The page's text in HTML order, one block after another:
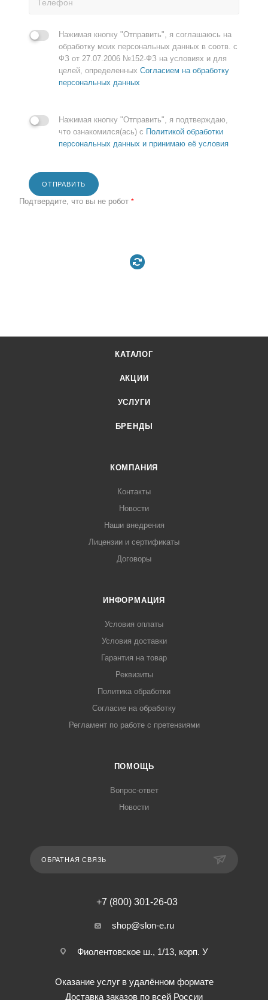
Нажимая кнопку "Отправить", я соглашаюсь на
обработку моих персональных данных в соотв. с
ФЗ от 27.07.2006 №152-ФЗ на условиях и для
целей, определенных Согласием на обработку
персональных данных
Нажимая кнопку "Отправить", я подтверждаю,
что ознакомился(ась) с Политикой обработки
персональных данных и принимаю её условия
ОТПРАВИТЬ
Подтвердите, что вы не робот *
КАТАЛОГ
АКЦИИ
УСЛУГИ
БРЕНДЫ
КОМПАНИЯ
Контакты
Новости
Наши внедрения
Лицензии и сертификаты
Договоры
ИНФОРМАЦИЯ
Условия оплаты
Условия доставки
Гарантия на товар
Реквизиты
Политика обработки
Согласие на обработку
Регламент по работе с претензиями
ПОМОЩЬ
Вопрос-ответ
Новости
ОБРАТНАЯ СВЯЗЬ
+7 (800) 301-26-03
shop@slon-e.ru
Фиолентовское ш., 1/13, корп. У
Оказание услуг в удалённом формате
Доставка заказов по всей России